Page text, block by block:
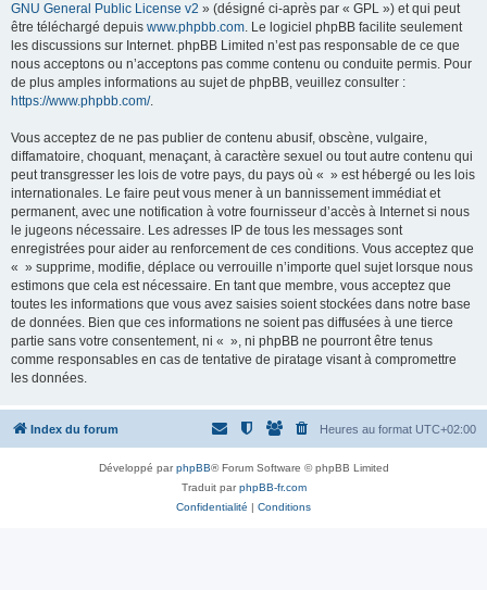
GNU General Public License v2 » (désigné ci-après par « GPL ») et qui peut
être téléchargé depuis www.phpbb.com. Le logiciel phpBB facilite seulement
les discussions sur Internet. phpBB Limited n’est pas responsable de ce que
nous acceptons ou n’acceptons pas comme contenu ou conduite permis. Pour
de plus amples informations au sujet de phpBB, veuillez consulter :
https://www.phpbb.com/.
Vous acceptez de ne pas publier de contenu abusif, obscène, vulgaire,
diffamatoire, choquant, menaçant, à caractère sexuel ou tout autre contenu qui
peut transgresser les lois de votre pays, du pays où « » est hébergé ou les lois
internationales. Le faire peut vous mener à un bannissement immédiat et
permanent, avec une notification à votre fournisseur d’accès à Internet si nous
le jugeons nécessaire. Les adresses IP de tous les messages sont
enregistrées pour aider au renforcement de ces conditions. Vous acceptez que
« » supprime, modifie, déplace ou verrouille n’importe quel sujet lorsque nous
estimons que cela est nécessaire. En tant que membre, vous acceptez que
toutes les informations que vous avez saisies soient stockées dans notre base
de données. Bien que ces informations ne soient pas diffusées à une tierce
partie sans votre consentement, ni « », ni phpBB ne pourront être tenus
comme responsables en cas de tentative de piratage visant à compromettre
les données.
Index du forum Heures au format UTC+02:00
Développé parphpBB® Forum Software © phpBB Limited
Traduit parphpBB-fr.com
Confidentialité | Conditions